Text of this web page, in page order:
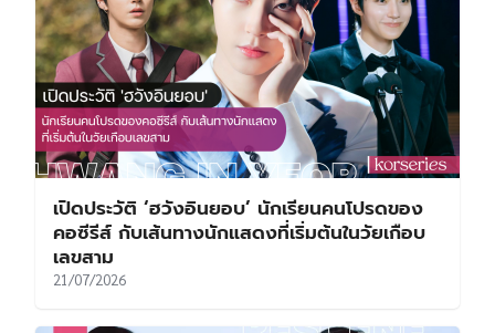
เปิดประวัติ ‘ฮวังอินยอบ’ นักเรียนคนโปรดของ
คอซีรีส์ กับเส้นทางนักแสดงที่เริ่มต้นในวัยเกือบ
เลขสาม
21/07/2026